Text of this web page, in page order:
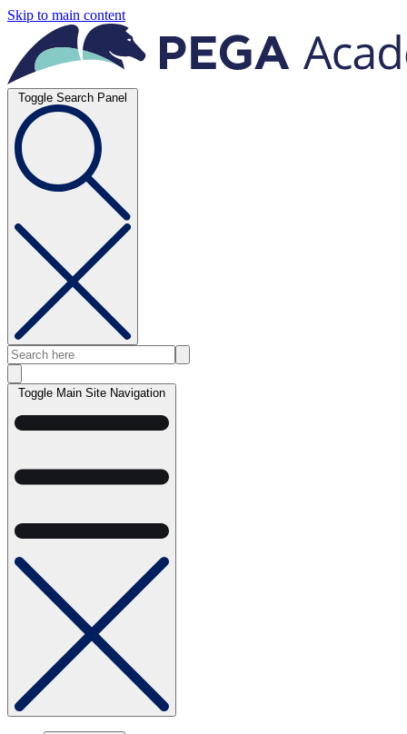
Skip to main content
Toggle Search Panel
Toggle Main Site Navigation